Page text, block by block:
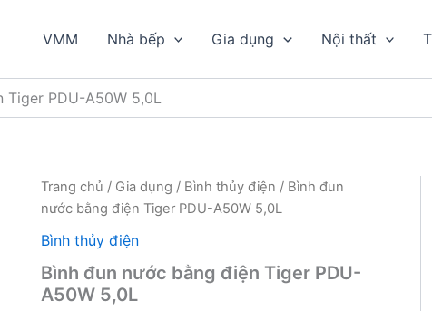
VMM Nhà bếp Gia dụng Nội thất
Tiger PDU-A50W 5,0L
Trang chủ / Gia dụng / Bình thủy điện / Bình đun
nước bằng điện Tiger PDU-A50W 5,0L
Bình thủy điện
Bình đun nước bằng điện Tiger PDU-
A50W 5,0L